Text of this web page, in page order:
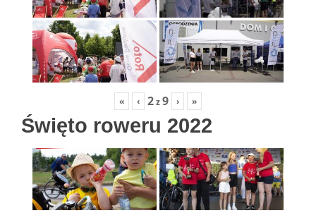
« ‹ 2z9 › »
Święto roweru 2022